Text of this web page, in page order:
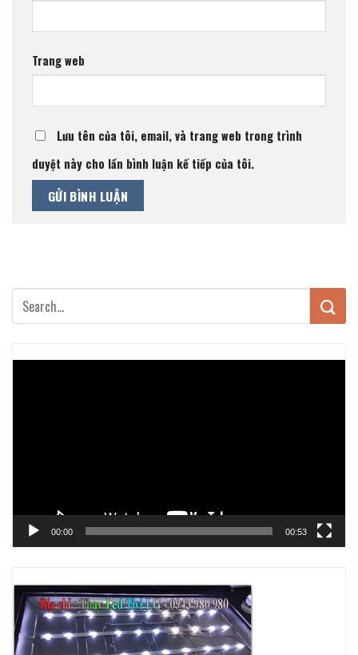
Trang web
Lưu tên của tôi, email, và trang web trong trình
duyệt này cho lần bình luận kế tiếp của tôi.
00:00 00:53